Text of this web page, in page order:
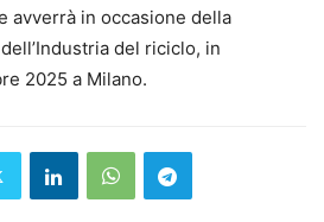
avverrà in occasione della
del riciclo, in
2025 a Milano.